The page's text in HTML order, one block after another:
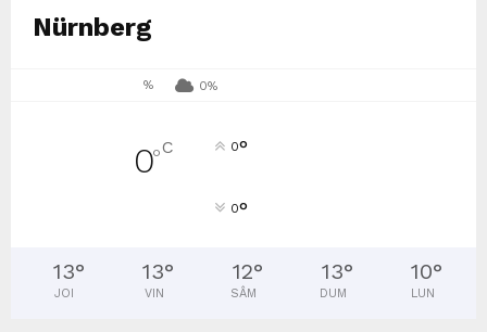
Nürnberg
% 0%
0°C 0°
0°
13°
JOI
13°
VIN
12°
SÂM
13°
DUM
10°
LUN